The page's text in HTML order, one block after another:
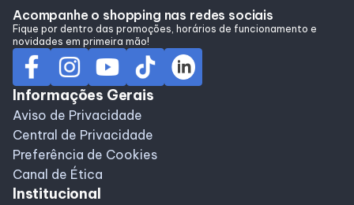
Programa de benefícios
Acompanhe o shopping nas redes sociais
Fique por dentro das promoções, horários de funcionamento e
novidades em primeira mão!
Informações Gerais
Aviso de Privacidade
Central de Privacidade
Preferência de Cookies
Canal de Ética
Institucional